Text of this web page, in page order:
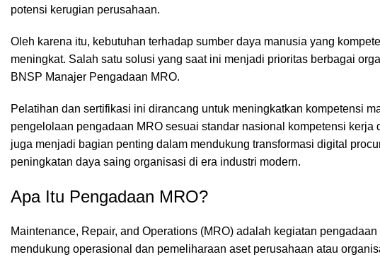
potensi kerugian perusahaan.
Oleh karena itu, kebutuhan terhadap sumber daya manusia yang
meningkat. Salah satu solusi yang saat ini menjadi prioritas berbagai
BNSP Manajer Pengadaan MRO.
Pelatihan dan sertifikasi ini dirancang untuk meningkatkan kompetensi
pengelolaan pengadaan MRO sesuai standar nasional kompetensi
juga menjadi bagian penting dalam mendukung transformasi digital
peningkatan daya saing organisasi di era industri modern.
Apa Itu Pengadaan MRO?
Maintenance, Repair, and Operations (MRO) adalah kegiatan
mendukung operasional dan pemeliharaan aset perusahaan atau